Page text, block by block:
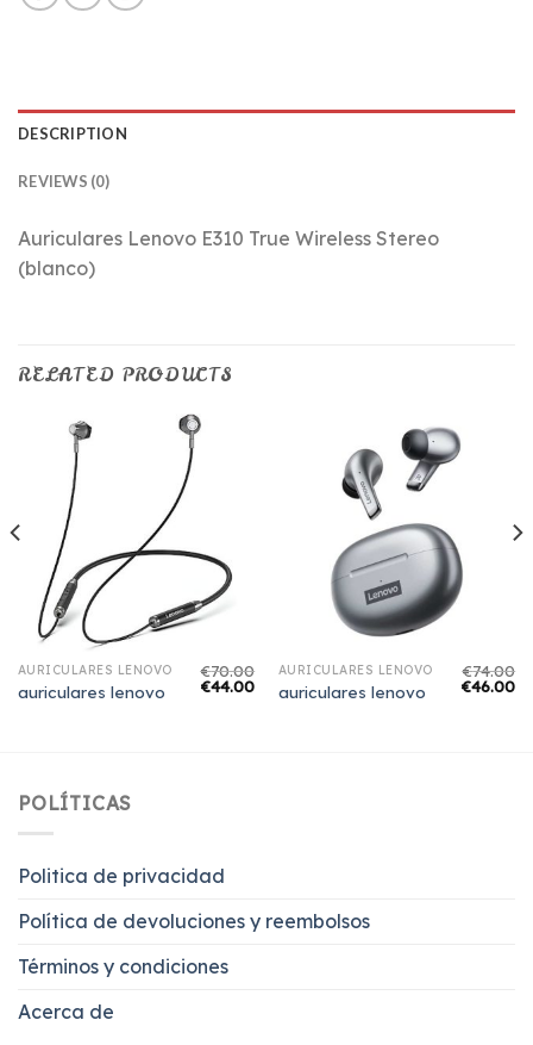
DESCRIPTION
REVIEWS (0)
Auriculares Lenovo E310 True Wireless Stereo
(blanco)
RELATED PRODUCTS
AURICULARES LENOVO
auriculares lenovo
€70.00
€44.00
AURICULARES LENOVO
auriculares lenovo
€74.00
€46.00
POLÍTICAS
Politica de privacidad
Política de devoluciones y reembolsos
Términos y condiciones
Acerca de